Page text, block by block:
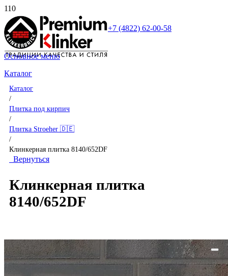
+7 (4822) 62-00-58
Основное меню
Каталог
Каталог
/
Плитка под кирпич
/
Плитка Stroeher 🇩🇪
/
Клинкерная плитка 8140/652DF
Вернуться
Клинкерная плитка
8140/652DF